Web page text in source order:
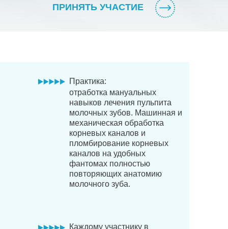
ПРИНЯТЬ УЧАСТИЕ
Каждому участнику в
отработка мануальных
навыков лечения пульпита
молочных зубов. Машинная и
механическая обработка
корневых каналов и
пломбирование корневых
каналов на удобных
фантомах полностью
повторяющих анатомию
молочного зуба.
Практика: